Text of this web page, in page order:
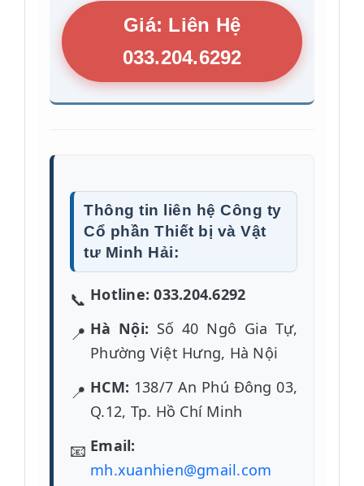
Giá: Liên Hệ
033.204.6292
Thông tin liên hệ Công ty
Cổ phần Thiết bị và Vật
tư Minh Hải:
Hotline: 033.204.6292
Hà Nội: Số 40 Ngô Gia Tự,
Phường Việt Hưng, Hà Nội
HCM: 138/7 An Phú Đông 03,
Q.12, Tp. Hồ Chí Minh
Email:
mh.xuanhien@gmail.com